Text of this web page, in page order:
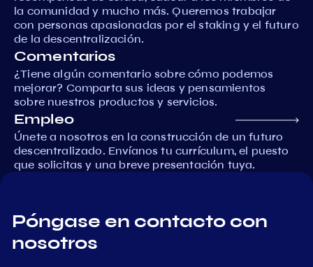
la comunidad y mucho más. Queremos trabajar
con personas apasionadas por el staking y el futuro
de la descentralización.
Comentarios
¿Tiene algún comentario sobre cómo podemos
mejorar? Comparta sus ideas y pensamientos
sobre nuestros productos y servicios.
Empleo
Únete a nosotros en la construcción de un futuro
descentralizado. Envíanos tu currículum, el puesto
que solicitas y una breve presentación tuya.
Póngase en contacto con
nosotros